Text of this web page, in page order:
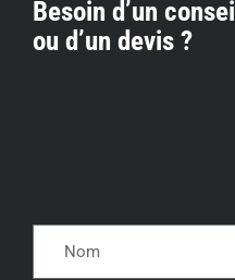
Besoin d’un conseil
ou d’un devis ?